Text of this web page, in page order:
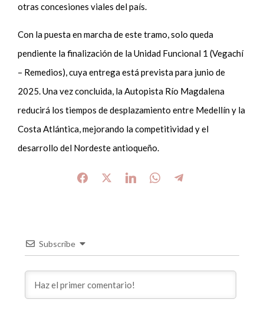
otras concesiones viales del país.
Con la puesta en marcha de este tramo, solo queda
pendiente la finalización de la Unidad Funcional 1 (Vegachí
– Remedios), cuya entrega está prevista para junio de
2025. Una vez concluida, la Autopista Río Magdalena
reducirá los tiempos de desplazamiento entre Medellín y la
Costa Atlántica, mejorando la competitividad y el
desarrollo del Nordeste antioqueño.
Subscribe